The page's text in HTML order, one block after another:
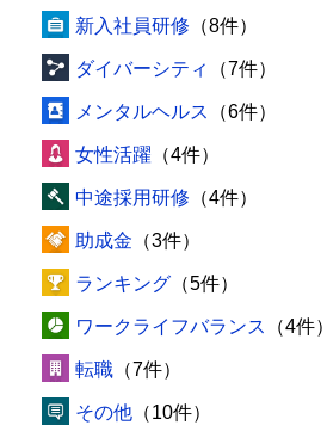
新入社員研修 （8件）
ダイバーシティ （7件）
メンタルヘルス （6件）
女性活躍 （4件）
中途採用研修 （4件）
助成金 （3件）
ランキング （5件）
ワークライフバランス （4件）
転職 （7件）
その他 （10件）